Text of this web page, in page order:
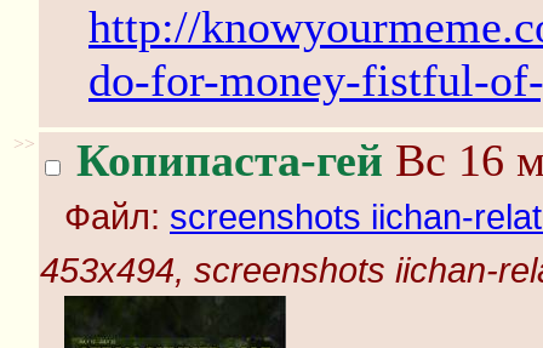
http://
do-for-money-fistful-
>> Копипаста-гей Вс 16
Файл: screenshots iichan-
453x494, screenshots iichan-